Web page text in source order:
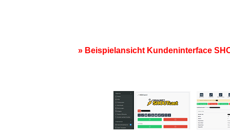
» Beispielansicht Kundeninterface